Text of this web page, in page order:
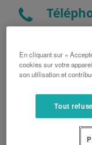
15250,
En cliquant sur «
cookies sur votre
son utilisation et
Tout